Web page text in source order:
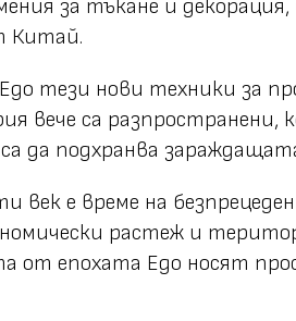
за тъкане и декорация,
Китай.
тези нови техники за
вече са разпространени,
да подхранва
век е време на
растеж и
от епохата Едо носят